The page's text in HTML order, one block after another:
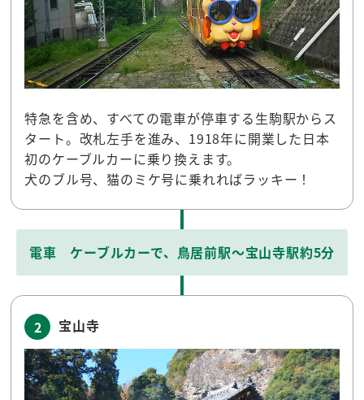
特急を含め、すべての電車が停車する生駒駅からス
タート。改札左手を進み、1918年に開業した日本
初のケーブルカーに乗り換えます。
犬のブル号、猫のミケ号に乗れればラッキー！
電車 ケーブルカーで、鳥居前駅～宝山寺駅約5分
2 宝山寺